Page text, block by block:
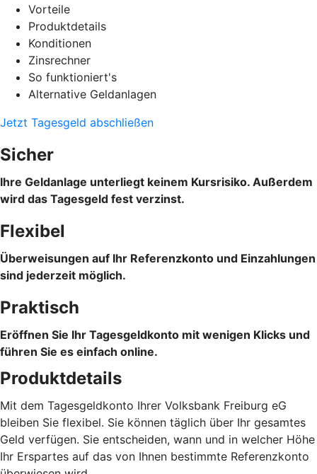
Vorteile
Produktdetails
Konditionen
Zinsrechner
So funktioniert's
Alternative Geldanlagen
Jetzt Tagesgeld abschließen
Sicher
Ihre Geldanlage unterliegt keinem Kursrisiko. Außerdem
wird das Tagesgeld fest verzinst.
Flexibel
Überweisungen auf Ihr Referenzkonto und Einzahlungen
sind jederzeit möglich.
Praktisch
Eröffnen Sie Ihr Tagesgeldkonto mit wenigen Klicks und
führen Sie es einfach online.
Produktdetails
Mit dem Tagesgeldkonto Ihrer Volksbank Freiburg eG
bleiben Sie flexibel. Sie können täglich über Ihr gesamtes
Geld verfügen. Sie entscheiden, wann und in welcher Höhe
Ihr Erspartes auf das von Ihnen bestimmte Referenzkonto